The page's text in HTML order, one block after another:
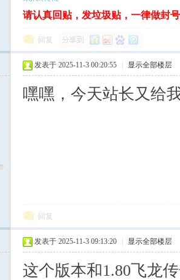
请认真回贴，发垃圾贴，一律做封
回复
发表于 2025-11-3 00:20:55 显示全部楼层
嘿嘿，今天站长又给
回复
发表于 2025-11-3 09:13:20 显示全部楼层
这个版本和1.80飞龙